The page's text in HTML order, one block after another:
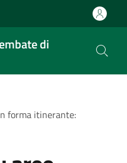
di
forma itinerante: